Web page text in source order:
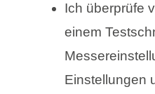
Ich überprüfe
einem
Einstellungen